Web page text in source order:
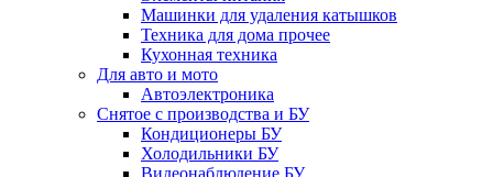
Машинки для удаления катышков
Техника для дома прочее
Кухонная техника
Для авто и мото
Автоэлектроника
Снятое с производства и БУ
Кондиционеры БУ
Холодильники БУ
Видеонаблюдение БУ